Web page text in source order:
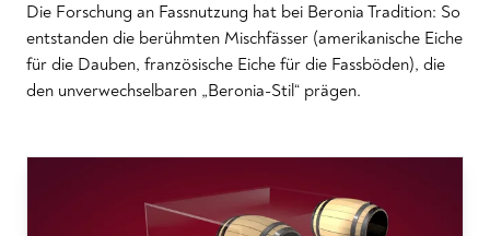
Die Forschung an Fassnutzung hat bei Beronia Tradition: So
entstanden die berühmten Mischfässer (amerikanische Eiche
für die Dauben, französische Eiche für die Fassböden), die
den unverwechselbaren „Beronia-Stil“ prägen.